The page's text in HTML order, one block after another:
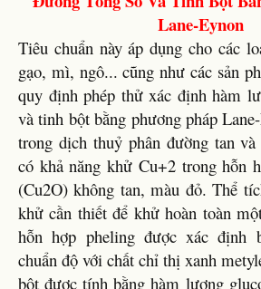
Lane-Eynon
Tiêu chuẩn này áp dụng cho các
gạo, mì, ngô... cũng như các sản
quy định phép thử xác định hàm
và tinh bột bằng phương pháp
trong dịch thuỷ phân đường tan
có khả năng khử Cu+2 trong hỗn
(Cu2O) không tan, màu đỏ. Thể
khử cần thiết để khử hoàn toàn
hỗn hợp pheling được xác định
chuẩn độ với chất chỉ thị xanh
bột được tính bằng hàm lượng